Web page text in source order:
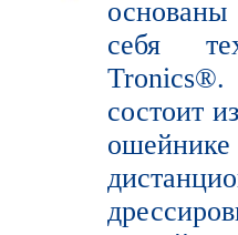
себя
состоит